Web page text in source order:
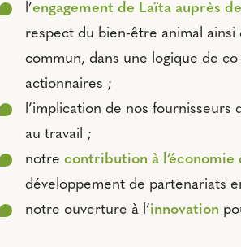
l’engagement de Laïta auprès
respect du bien-être animal
commun, dans une logique de
actionnaires ;
l’implication de nos fournisseurs
au travail ;
notre contribution à
développement de partenariats
notre ouverture à l’innovation